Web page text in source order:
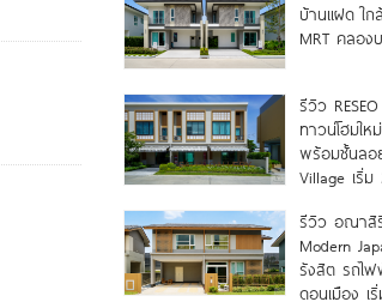
บ้านแฝด ใก
MRT คลอง
รีวิว
ทาวน์โฮมให
พร้อมชั้นลอ
Village เริ่
รีวิว อณาสิ
Modern
รังสิต รถไฟ
ดอนเมือง เ